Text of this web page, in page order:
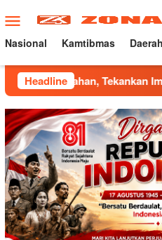
ke
konten
Menu
Mobile
Nasional Kamtibmas Daerah
Headline
Tekankan Implementasi